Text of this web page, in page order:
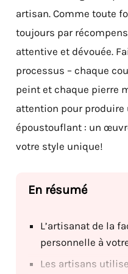
artisan. Comme toute
toujours par
attentive et dévouée.
processus – chaque
peint et chaque pierre
attention pour produire
époustouflant : un
votre style unique!
L’artisanat de la
personnelle à